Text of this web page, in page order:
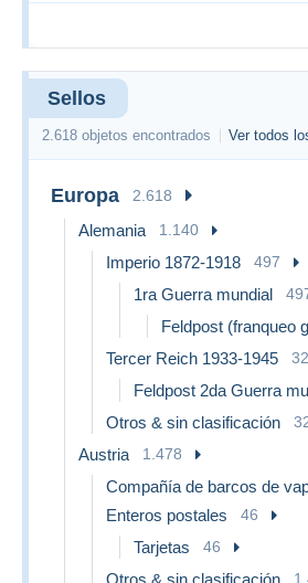
Sellos
2.618 objetos encontrados Ver todos
Europa 2.618
Alemania 1.140
Imperio 1872-1918 497
1ra Guerra mundial
Tercer Reich 1933-1945
Feldpost 2da Guerra
Otros & sin clasificación
Austria 1.478
Enteros postales 46
Tarjetas 46
Otros & sin clasificación